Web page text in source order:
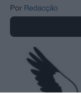
Por Redacção